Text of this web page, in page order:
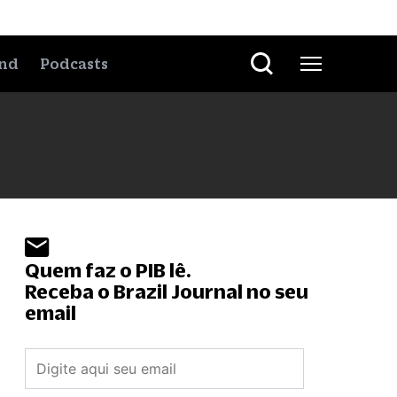
Podcasts
Quem faz o PIB lê.
Receba o Brazil Journal no seu
email